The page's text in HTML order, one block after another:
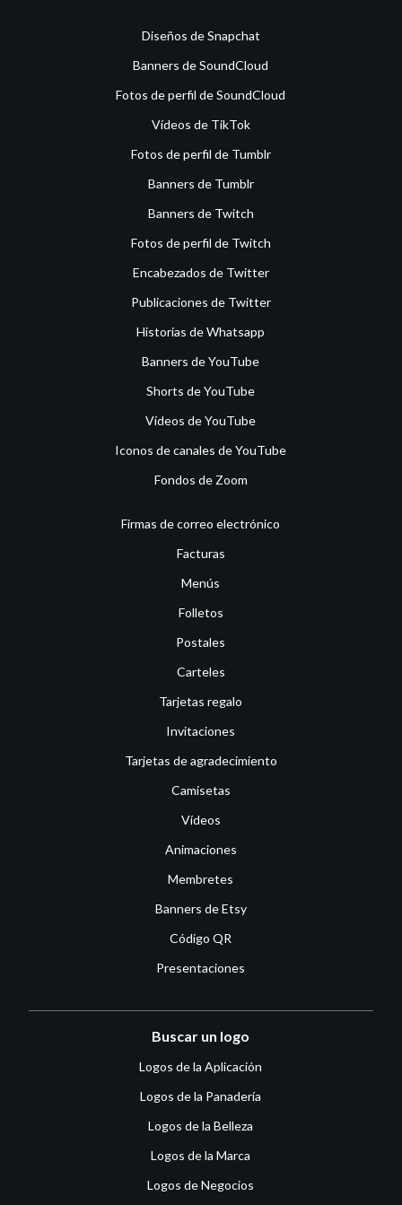
Diseños de Snapchat
Banners de SoundCloud
Fotos de perfil de SoundCloud
Vídeos de TikTok
Fotos de perfil de Tumblr
Banners de Tumblr
Banners de Twitch
Fotos de perfil de Twitch
Encabezados de Twitter
Publicaciones de Twitter
Historias de Whatsapp
Banners de YouTube
Shorts de YouTube
Vídeos de YouTube
Iconos de canales de YouTube
Fondos de Zoom
Firmas de correo electrónico
Facturas
Menús
Folletos
Postales
Carteles
Tarjetas regalo
Invitaciones
Tarjetas de agradecimiento
Camisetas
Vídeos
Animaciones
Membretes
Banners de Etsy
Código QR
Presentaciones
Buscar un logo
Logos de la Aplicación
Logos de la Panadería
Logos de la Belleza
Logos de la Marca
Logos de Negocios